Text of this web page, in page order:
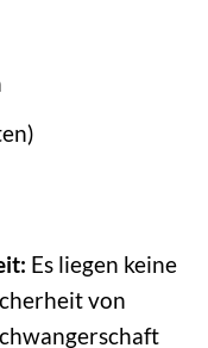
Es liegen keine
von